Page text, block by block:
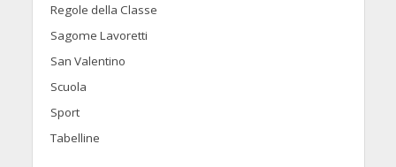
Regole della Classe
Sagome Lavoretti
San Valentino
Scuola
Sport
Tabelline